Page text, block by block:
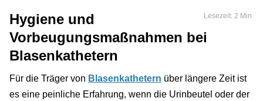
Lesezeit: 2 Min.
Hygiene und
Vorbeugungsmaßnahmen bei
Blasenkathetern
Für die Träger von Blasenkathetern über längere Zeit ist
es eine peinliche Erfahrung, wenn die Urinbeutel oder der